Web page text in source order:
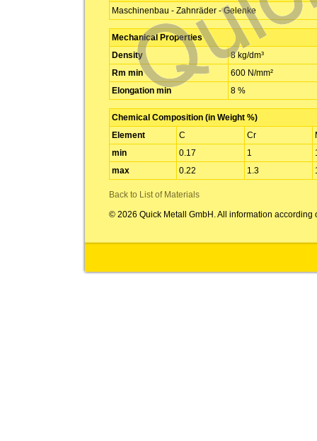
Maschinenbau - Zahnräder - Gelenke
Mechanical Properties
Density
8 kg/dm³
Rm min
600 N/mm²
Elongation min
8 %
Chemical Composition (in Weight %)
Element
C Cr
min
0.17 1
max
0.22 1.3
Back to List of Materials
© 2026 Quick Metall GmbH. All information